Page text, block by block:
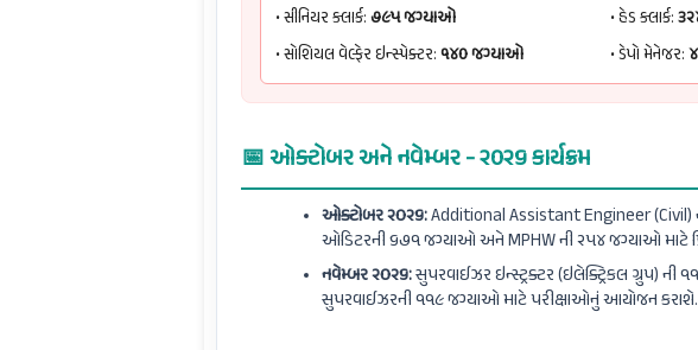
• સીનિયર ક્લાર્ક:૭૯૫ જગ્યાઓ • હેડ ક્લાર્ક:
• સોશિયલ વેલ્ફેર ઇન્સ્પેક્ટર:૧૪૦ જગ્યાઓ • ડેપો મેનેજર:
📅 ઓક્ટોબર અને નવેમ્બર - ૨૦૨૬ કાર્યક્રમ
ઓક્ટોબર ૨૦૨૬:Additional Assistant Engineer
ઓડિટરની ૬૭૧ જગ્યાઓ અને MPHW ની ૨૫૪ જગ્યાઓ માટે
નવેમ્બર ૨૦૨૬:સુપરવાઈઝર ઇન્સ્ટ્રક્ટર (ઇલેક્ટ્રિકલ ગ્રુપ)
સુપરવાઈઝરની ૧૧૯ જગ્યાઓ માટે પરીક્ષાઓનું આયોજન કરાશે.